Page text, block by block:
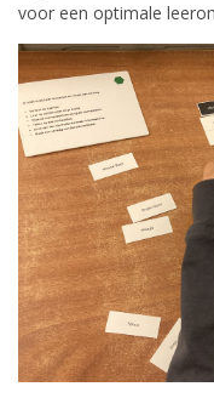
voor een optimale